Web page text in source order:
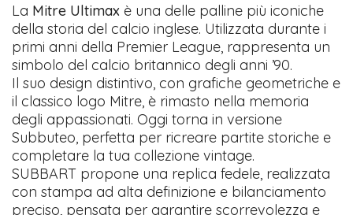
La Mitre Ultimax è una delle palline più iconiche
della storia del calcio inglese. Utilizzata durante i
primi anni della Premier League, rappresenta un
simbolo del calcio britannico degli anni ’90.
Il suo design distintivo, con grafiche geometriche e
il classico logo Mitre, è rimasto nella memoria
degli appassionati. Oggi torna in versione
Subbuteo, perfetta per ricreare partite storiche e
completare la tua collezione vintage.
SUBBART propone una replica fedele, realizzata
con stampa ad alta definizione e bilanciamento
preciso, pensata per garantire scorrevolezza e